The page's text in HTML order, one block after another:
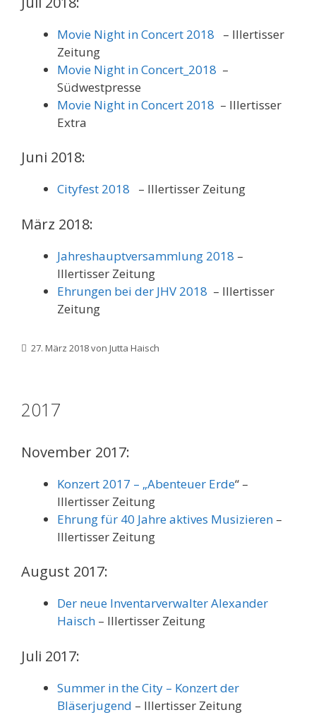
Movie Night in Concert 2018 – Illertisser
Zeitung
Movie Night in Concert_2018 –
Südwestpresse
Movie Night in Concert 2018 – Illertisser
Extra
Juni 2018:
Cityfest 2018 – Illertisser Zeitung
März 2018:
Jahreshauptversammlung 2018 –
Illertisser Zeitung
Ehrungen bei der JHV 2018 – Illertisser
Zeitung
27. März 2018von Jutta Haisch
2017
November 2017:
Konzert 2017 – „Abenteuer Erde“ –
Illertisser Zeitung
Ehrung für 40 Jahre aktives Musizieren –
Illertisser Zeitung
August 2017:
Der neue Inventarverwalter Alexander
Haisch – Illertisser Zeitung
Juli 2017:
Summer in the City – Konzert der
Bläserjugend – Illertisser Zeitung